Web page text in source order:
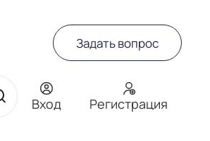
Задать вопрос
Вход Регистрация